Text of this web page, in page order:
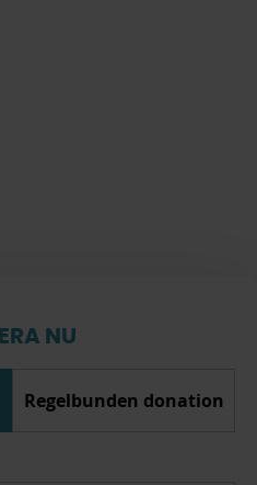
NU
Regelbunden donation